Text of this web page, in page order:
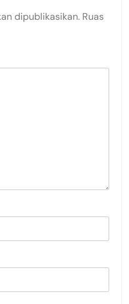
dipublikasikan. Ruas